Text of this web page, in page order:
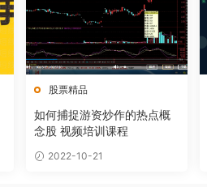
股票精品
如何捕捉游资炒作的热点概
念股 视频培训课程
2022-10-21